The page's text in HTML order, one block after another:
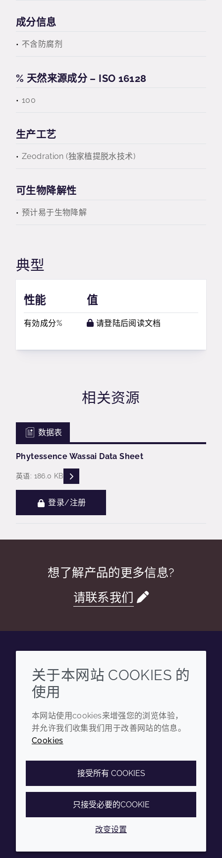
成分信息
不含防腐剂
% 天然来源成分 – ISO 16128
100
生产工艺
Zeodration (独家植提脱水技术)
可生物降解性
预计易于生物降解
典型
性能 值
有効成分% 请登陆后阅读文档
相关资源
数据表
Phytessence Wassai Data Sheet
英语: 186.0 KB READ DESCRIPTIONS
登录/注册
想了解产品的更多信息?
请联系我们
WechatYouku Zhihu Tiktok
企业
年度报告
可持续发展报告
条款和条件
隐私政策
Cookie政策
沪ICP备2020025271号-12
关于本网站 COOKIES 的
使用
本网站使用cookies来增强您的浏览体验，
并允许我们收集我们用于改善网站的信息。
Cookies
接受所有 COOKIES
只接受必要的COOKIE
改变设置